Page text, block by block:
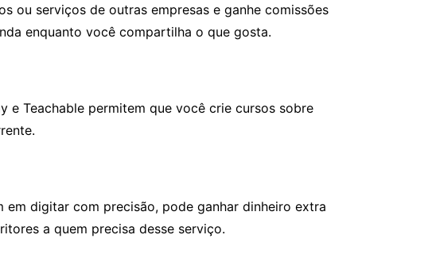
ou serviços de outras empresas e ganhe comissões
enquanto você compartilha o que gosta.
e Teachable permitem que você crie cursos sobre
digitar com precisão, pode ganhar dinheiro extra
a quem precisa desse serviço.